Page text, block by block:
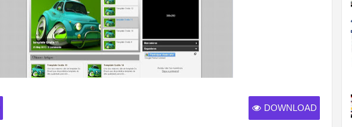
DOWNLOAD